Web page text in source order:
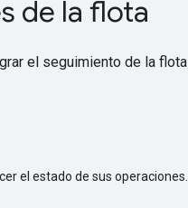
de la flota
el seguimiento de la flota
el estado de sus operaciones.